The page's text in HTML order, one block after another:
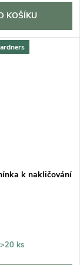
KOŠÍKU
k nakličování
>20 ks